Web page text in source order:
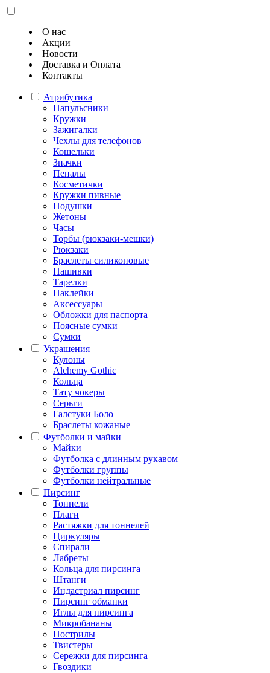
О нас
Акции
Новости
Доставка и Оплата
Контакты
Атрибутика
Напульсники
Кружки
Зажигалки
Чехлы для телефонов
Кошельки
Значки
Пеналы
Косметички
Кружки пивные
Подушки
Жетоны
Часы
Торбы (рюкзаки-мешки)
Рюкзаки
Браслеты силиконовые
Нашивки
Тарелки
Наклейки
Аксессуары
Обложки для паспорта
Поясные сумки
Сумки
Украшения
Кулоны
Alchemy Gothic
Кольца
Тату чокеры
Серьги
Галстуки Боло
Браслеты кожаные
Футболки и майки
Майки
Футболка с длинным рукавом
Футболки группы
Футболки нейтральные
Пирсинг
Тоннели
Плаги
Растяжки для тоннелей
Циркуляры
Спирали
Лабреты
Кольца для пирсинга
Штанги
Индастриал пирсинг
Пирсинг обманки
Иглы для пирсинга
Микробананы
Нострилы
Твистеры
Сережки для пирсинга
Гвоздики